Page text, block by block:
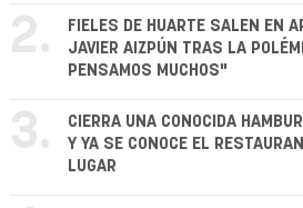
2.
FIELES DE HUARTE SALEN EN
JAVIER AIZPÚN TRAS LA
PENSAMOS MUCHOS"
3.
CIERRA UNA CONOCIDA
Y YA SE CONOCE EL
LUGAR